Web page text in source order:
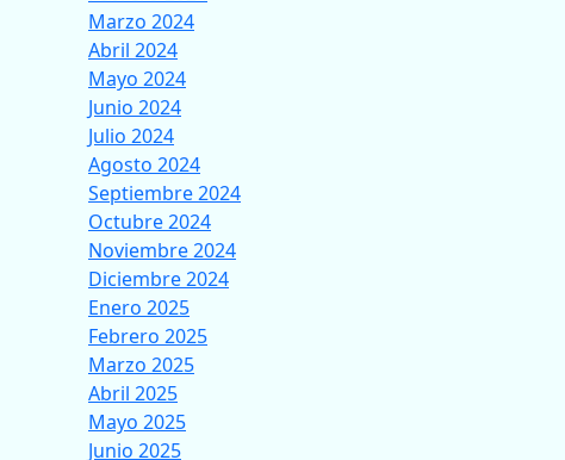
Marzo 2024
Abril 2024
Mayo 2024
Junio 2024
Julio 2024
Agosto 2024
Septiembre 2024
Octubre 2024
Noviembre 2024
Diciembre 2024
Enero 2025
Febrero 2025
Marzo 2025
Abril 2025
Mayo 2025
Junio 2025